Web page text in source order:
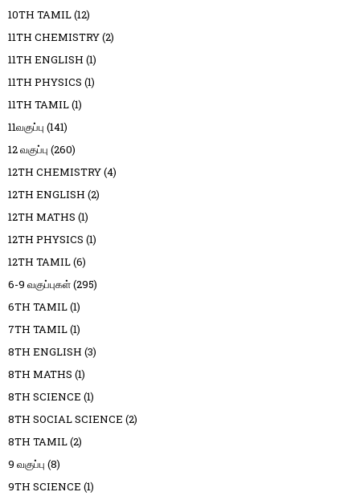
10TH TAMIL(12)
11TH CHEMISTRY(2)
11TH ENGLISH (1)
11TH PHYSICS (1)
11TH TAMIL(1)
11வகுப்பு (141)
12 வகுப்பு (260)
12TH CHEMISTRY(4)
12TH ENGLISH (2)
12TH MATHS (1)
12TH PHYSICS (1)
12TH TAMIL(6)
6-9 வகுப்புகள்(295)
6TH TAMIL(1)
7TH TAMIL(1)
8TH ENGLISH (3)
8TH MATHS (1)
8TH SCIENCE (1)
8TH SOCIAL SCIENCE (2)
8TH TAMIL(2)
9 வகுப்பு (8)
9TH SCIENCE (1)